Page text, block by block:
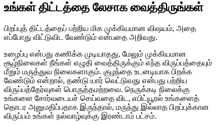
உங்கள் திட்டத்தை லேசாக வைத்திருங்கள்
பிறப்புத் திட்டத்தைப் பற்றிய மிக முக்கியமான விஷயம், அதை
எப்போது விட்டுவிட வேண்டும் என்பதை அறிவது.
உழைப்பு என்பது கணிக்க முடியாதது, மேலும் முக்கியமான
சூழ்நிலைகள் நீங்கள் எழுதி வைத்திருக்கும் எந்த விருப்பத்தையும்
மீறும் மருத்துவ நிலைகளாகும். குழந்தை உடனடியாக பிறக்க
வேண்டும் என்றால், தண்டு யார் வெட்டுவது என்பது பற்றிய
விருப்பத்தேர்வுகள் பொருத்தமற்றவை. நெருக்கடி நிலைக்கு
உங்களை சோர்வடையச் செய்வதை விட, எபிட்யூரல் உங்களைத்
தொடர அனுமதிப்பதாக இருந்தால், மருந்து இல்லாத பிறப்புக்கான
விருப்பம் உங்கள் நல்வாழ்வுக்கு இரண்டாம் பட்சம்.